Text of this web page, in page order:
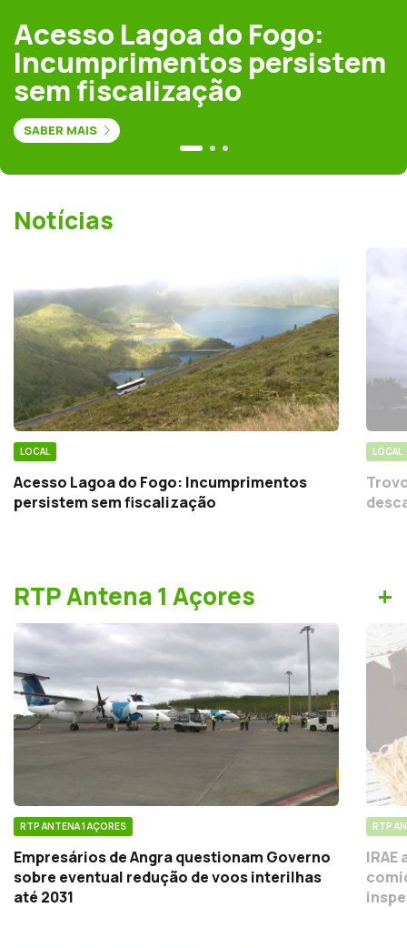
Acesso Lagoa do Fogo:
Incumprimentos persistem
sem fiscalização
SABER MAIS
Notícias
LOCAL
Acesso Lagoa do Fogo: Incumprimentos
persistem sem fiscalização
LOCAL
RTP Antena 1 Açores +
RTP ANTENA 1 AÇORES
Empresários de Angra questionam Governo
sobre eventual redução de voos interilhas
até 2031
RTP